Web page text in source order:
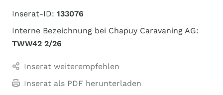
Inserat-ID: 133076
Interne Bezeichnung bei Chapuy Caravaning AG:
TWW42 2/26
Inserat weiterempfehlen
Inserat als PDF herunterladen